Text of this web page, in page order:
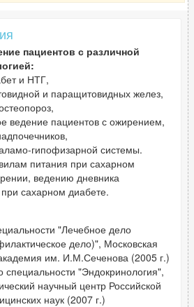
пациентов с различной
и НТГ,
и паращитовидных желез,
ведение пациентов с ожирением,
гипофизарной системы.
питания при сахарном
ведению дневника
сахарном диабете.
"Лечебное дело
дело)", Московская
им. И.М.Сеченова (2005 г.)
специальности "Эндокринология",
научный центр Российской
наук (2007 г.)